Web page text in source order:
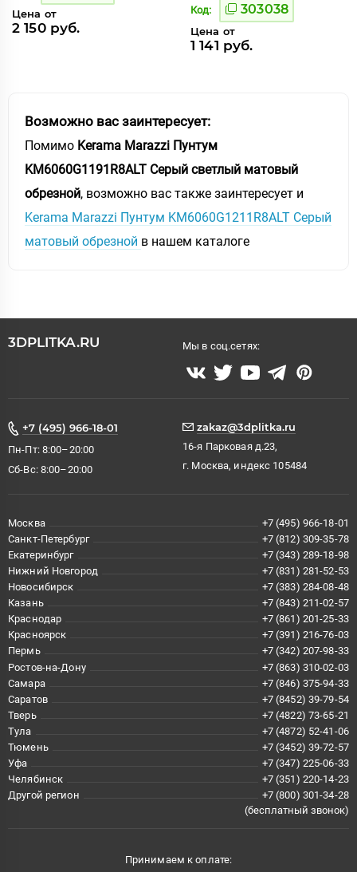
Цена от
2 150 руб.
Код: 303038
Цена от
1 141 руб.
Возможно вас заинтересует:
Помимо Kerama Marazzi Пунтум
KM6060G1191R8ALT Серый светлый матовый
обрезной, возможно вас также заинтересует и
Kerama Marazzi Пунтум KM6060G1211R8ALT Серый
матовый обрезной в нашем каталоге
3DPLITKA.RU Мы в соц.сетях:
+7 (495) 966-18-01
Пн-Пт: 8:00–20:00
Сб-Вс: 8:00–20:00
zakaz@3dplitka.ru
16-я Парковая д.23,
г. Москва, индекс 105484
Москва
+7 (495) 966-18-01
Санкт-Петербург
+7 (812) 309-35-78
Екатеринбург
+7 (343) 289-18-98
Нижний Новгород
+7 (831) 281-52-53
Новосибирск
+7 (383) 284-08-48
Казань
+7 (843) 211-02-57
Краснодар
+7 (861) 201-25-33
Красноярск
+7 (391) 216-76-03
Пермь
+7 (342) 207-98-33
Ростов-на-Дону
+7 (863) 310-02-03
Самара
+7 (846) 375-94-33
Саратов
+7 (8452) 39-79-54
Тверь
+7 (4822) 73-65-21
Тула
+7 (4872) 52-41-06
Тюмень
+7 (3452) 39-72-57
Уфа
+7 (347) 225-06-33
Челябинск
+7 (351) 220-14-23
Другой регион
+7 (800) 301-34-28
(бесплатный звонок)
Принимаем к оплате: